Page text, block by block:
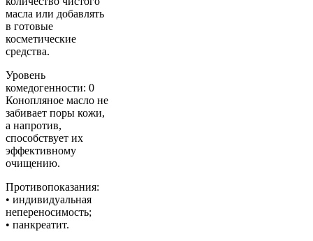
масла или добавлять
в готовые
косметические
средства.
Уровень
комедогенности: 0
Конопляное масло не
забивает поры кожи,
а напротив,
способствует их
эффективному
очищению.
Противопоказания:
• индивидуальная
непереносимость;
• панкреатит.